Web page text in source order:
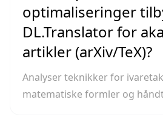
optimaliseringer
DL.Translator for
artikler (arXiv/TeX)?
Analyser teknikker for
matematiske formler og